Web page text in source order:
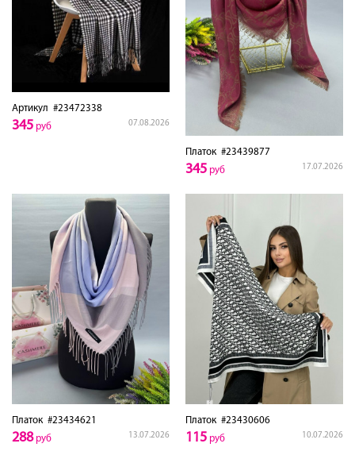
Артикул #23472338
07.08.2026
345 руб
Платок #23439877
17.07.2026
345 руб
Платок #23434621
13.07.2026
288руб
Платок #23430606
10.07.2026
115 руб